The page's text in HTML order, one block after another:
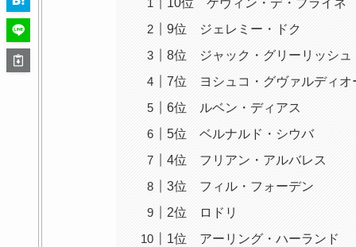
10位 ケヴィン・デ・ブライネ
9位 ジェレミー・ドク
8位 ジャック・グリーリッシュ
7位 ヨシュコ・グヴァルディオ
6位 ルベン・ディアス
5位 ベルナルド・シウバ
4位 フリアン・アルバレス
3位 フィル・フォーデン
2位 ロドリ
1位 アーリング・ハーランド